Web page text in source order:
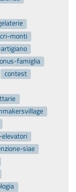
monti
famiglia
contest
siae